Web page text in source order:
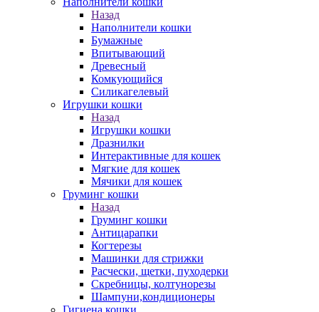
Назад
Наполнители кошки
Бумажные
Впитывающий
Древесный
Комкующийся
Силикагелевый
Игрушки кошки
Назад
Игрушки кошки
Дразнилки
Интерактивные для кошек
Мягкие для кошек
Мячики для кошек
Груминг кошки
Назад
Груминг кошки
Антицарапки
Когтерезы
Машинки для стрижки
Расчески, щетки, пуходерки
Скребницы, колтунорезы
Шампуни,кондиционеры
Гигиена кошки